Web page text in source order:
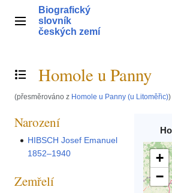
obsahHlavní menu
Biografický
slovník
českých zemí
Přepnout obsah
Homole u Panny
(přesměrováno z Homole u Panny (u Litoměřic))
+
−
Narození
HIBSCH Josef Emanuel
1852–1940
Zemřelí